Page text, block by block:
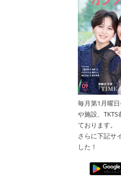
毎月第1月曜
や施設、
ております。
さらに下記サ
した！